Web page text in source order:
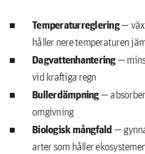
Temperaturreglering—
håller nere temperaturen
Dagvattenhantering—
vid kraftiga regn
Bullerdämpning—
omgivning
Biologisk mångfald —
arter som håller